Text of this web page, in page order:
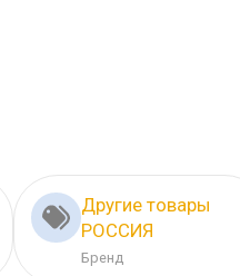
Другие товары
РОССИЯ
Бренд